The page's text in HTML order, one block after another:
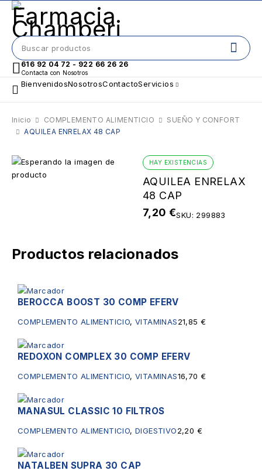
616 92 04 72 - 922 66 26 26
Contacta con Nosotros
BienvenidosNosotrosContactoServicios
Inicio COMPLEMENTO ALIMENTICIO
SUEÑO Y CONFORT
AQUILEA ENRELAX 48 CAP
HAY EXISTENCIAS
AQUILEA ENRELAX
48 CAP
7,20 €SKU: 299883
Productos relacionados
BEROCCA BOOST 30 COMP EFERV
COMPLEMENTO ALIMENTICIO,VITAMINAS21,85€
REDOXON COMPLEX 30 COMP EFERV
COMPLEMENTO ALIMENTICIO,VITAMINAS16,70€
MANASUL CLASSIC 10 FILTROS
COMPLEMENTO ALIMENTICIO,DIGESTIVO2,20 €
NATALBEN SUPRA 30 CAP